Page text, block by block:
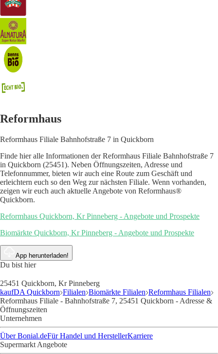
Reformhaus
Reformhaus Filiale Bahnhofstraße 7 in Quickborn
Finde hier alle Informationen der Reformhaus Filiale Bahnhofstraße 7
in Quickborn (25451). Neben Öffnungszeiten, Adresse und
Telefonnummer, bieten wir auch eine Route zum Geschäft und
erleichtern euch so den Weg zur nächsten Filiale. Wenn vorhanden,
zeigen wir euch auch aktuelle Angebote von Reformhaus®
Quickborn.
Reformhaus Quickborn, Kr Pinneberg - Angebote und Prospekte
Biomärkte Quickborn, Kr Pinneberg - Angebote und Prospekte
App herunterladen!
Du bist hier
25451 Quickborn, Kr Pinneberg
kaufDA Quickborn Filialen Biomärkte Filialen Reformhaus Filialen
Reformhaus Filiale - Bahnhofstraße 7, 25451 Quickborn - Adresse &
Öffnungszeiten
Unternehmen
Über Bonial.deFür Handel und HerstellerKarriere
Supermarkt Angebote